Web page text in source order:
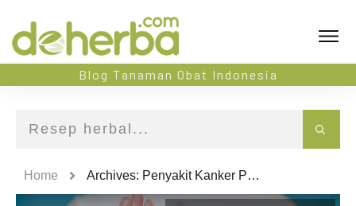
Blog Tanaman Obat Indonesia
Home Archives: Penyakit Kanker Paru-Paru